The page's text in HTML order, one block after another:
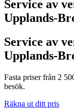
Service av
Upplands-
Service av
Upplands-
Fasta priser från 2
besök.
Räkna ut ditt pris